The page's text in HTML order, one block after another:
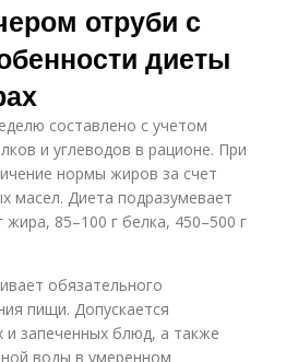
отруби с
диеты
составлено с учетом
и углеводов в рационе. При
нормы жиров за счет
масел. Диета подразумевает
жира, 85–100 г белка, 450–500 г
обязательного
пищи. Допускается
и запеченных блюд, а также
воды в умеренном